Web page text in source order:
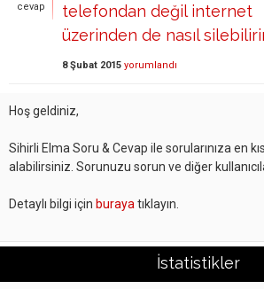
cevap
telefondan değil internet
üzerinden de nasıl
8 Şubat 2015 yorumlandı
Hoş geldiniz,
Sihirli Elma Soru & Cevap ile sorularınıza en
alabilirsiniz. Sorunuzu sorun ve diğer
Detaylı bilgi için buraya tıklayın.
İstatistikler